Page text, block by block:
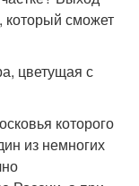
который сможет
цветущая с
которого
из немногих